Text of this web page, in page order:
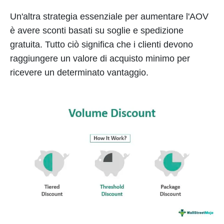
Un'altra strategia essenziale per aumentare l'AOV
è avere sconti basati su soglie e spedizione
gratuita. Tutto ciò significa che i clienti devono
raggiungere un valore di acquisto minimo per
ricevere un determinato vantaggio.